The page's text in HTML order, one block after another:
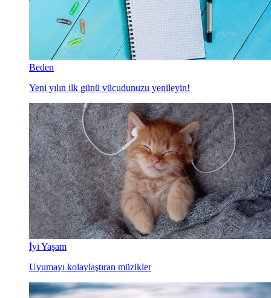
Beden
Yeni yılın ilk günü vücudunuzu yenileyin!
İyi Yaşam
Uyumayı kolaylaştıran müzikler